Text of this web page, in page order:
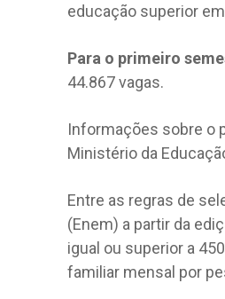
educação superior
Para o primeiro
44.867 vagas.
Informações sobre o
Ministério da
Entre as regras de
(Enem) a partir da
igual ou superior a
familiar mensal por